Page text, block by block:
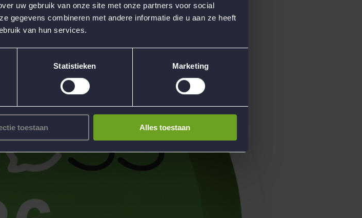
uw gebruik van onze site met onze partners voor social
gegevens combineren met andere informatie die u aan ze heeft
van hun services.
Statistieken Marketing
toestaan Alles toestaan